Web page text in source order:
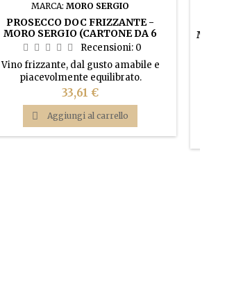
MARCA: MORO SERGIO
PROSECCO DOC FRIZZANTE -
MORO SERGIO (CARTONE DA 6
BOTTIGLIE)
Recensioni: 0
Vino frizzante, dal gusto amabile e
piacevolmente equilibrato.
Prezzo
33,61 €
 Aggiungi al carrello